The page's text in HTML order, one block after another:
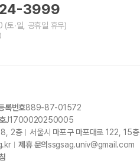
3999
(토∙일, 공휴일 휴무)
록번호889-87-01572
J1700020250005
2층 서울시 마포구 마포대로 122, 15층
제휴 문의 ssgsag.univ@gmail.com